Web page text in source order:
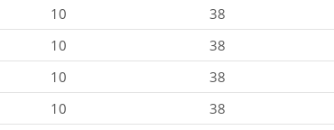
10 38
10 38
10 38
10 38